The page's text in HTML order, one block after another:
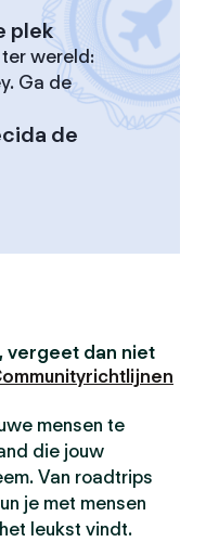
plek
wereld:
Ga de
de
vergeet dan niet
mensen te
die jouw
Van roadtrips
je met mensen
leukst vindt.